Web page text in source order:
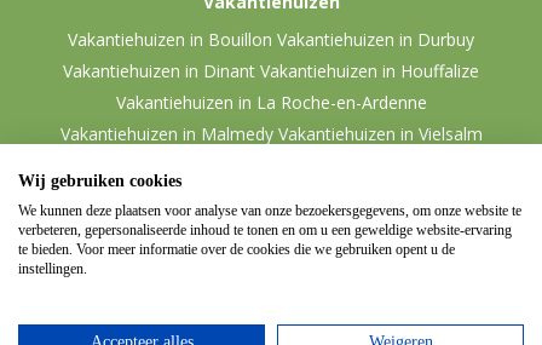
Vakantiehuizen in Bouillon Vakantiehuizen in Durbuy
Vakantiehuizen in Dinant Vakantiehuizen in Houffalize
Vakantiehuizen in La Roche-en-Ardenne
Vakantiehuizen in Malmedy Vakantiehuizen in Vielsalm
Wij gebruiken cookies
We kunnen deze plaatsen voor analyse van onze bezoekersgegevens, om onze website te
verbeteren, gepersonaliseerde inhoud te tonen en om u een geweldige website-ervaring
te bieden. Voor meer informatie over de cookies die we gebruiken opent u de
instellingen.